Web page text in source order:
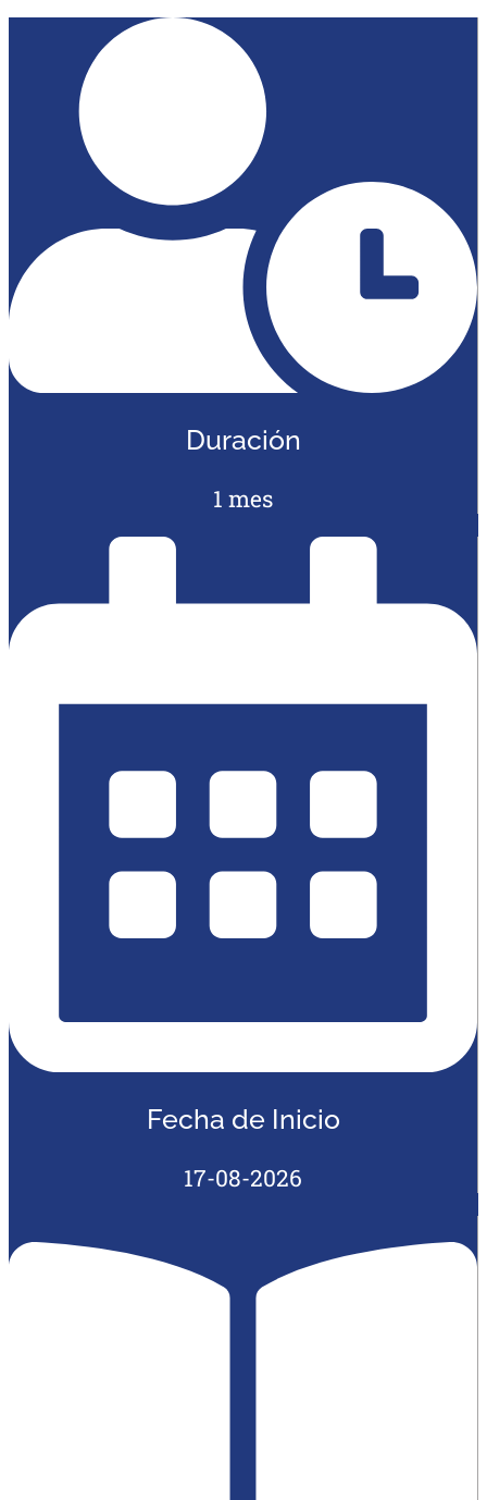
Duración
1 mes
Fecha de Inicio
17-08-2026